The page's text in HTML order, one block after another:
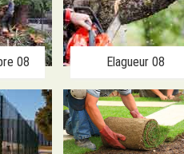
08 Elagueur 08